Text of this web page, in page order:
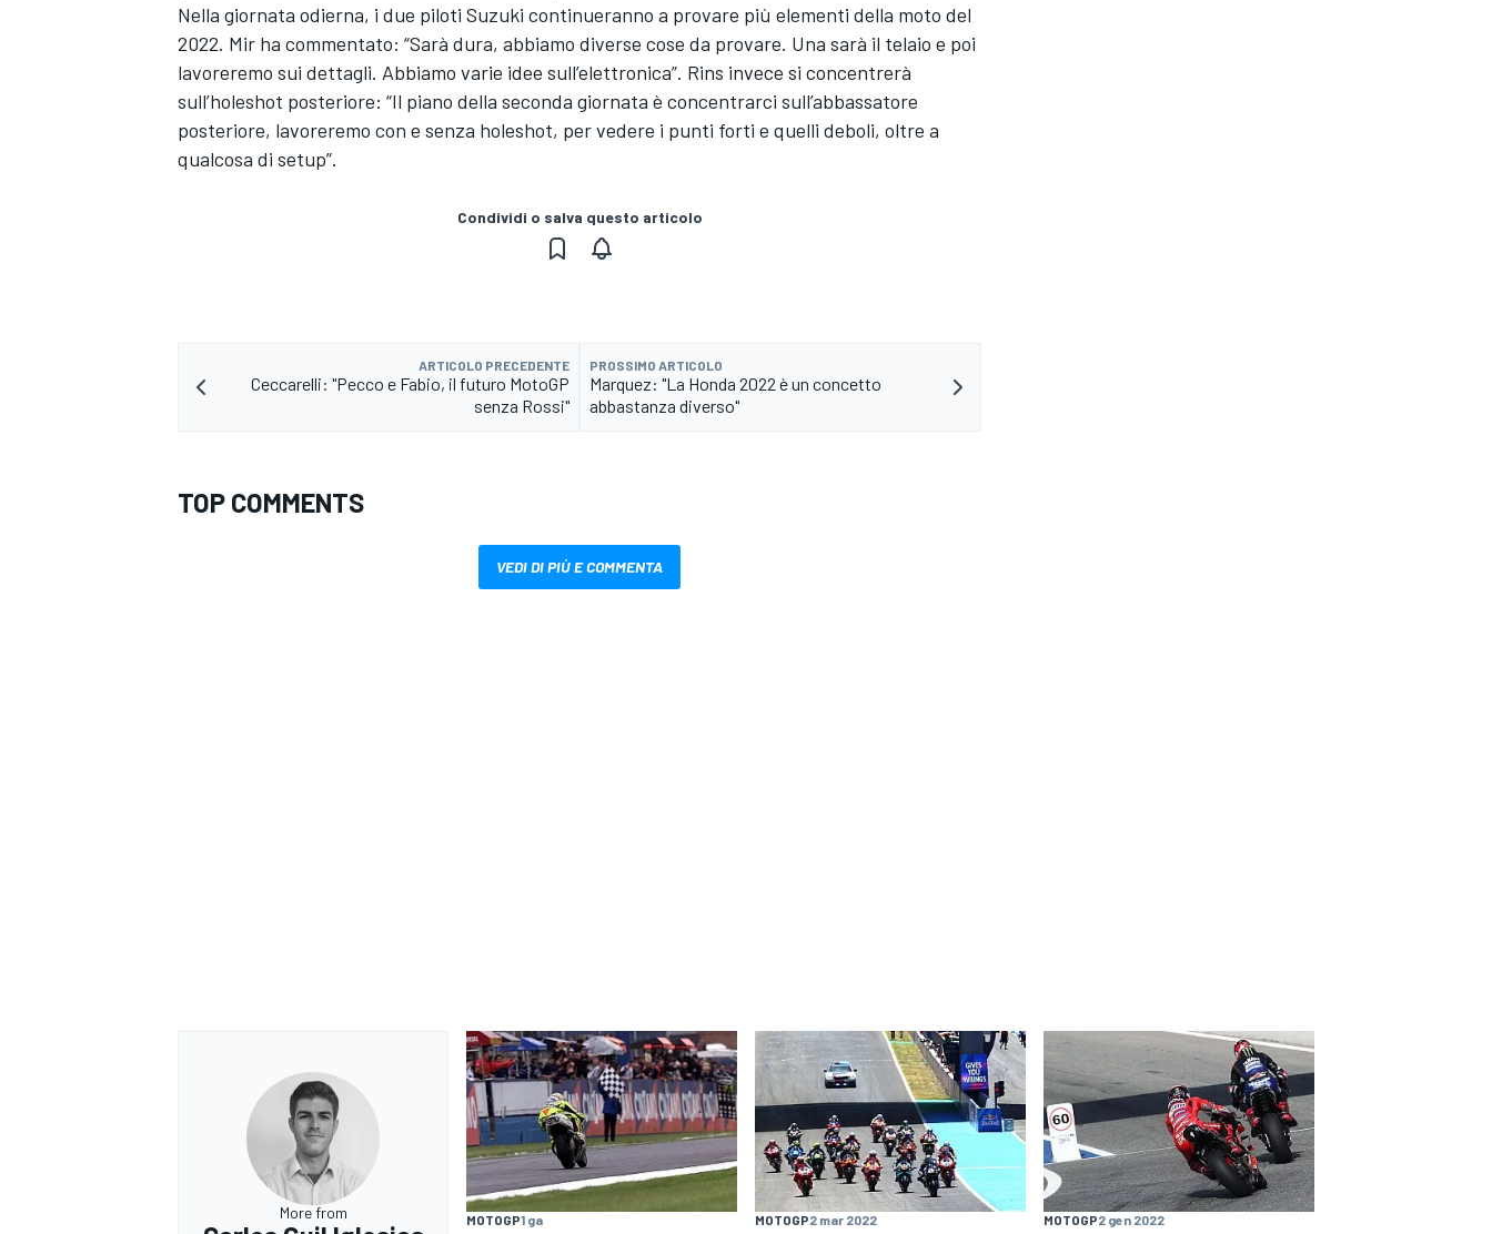
Nella giornata odierna, i due piloti Suzuki continueranno a provare più elementi della moto del
2022. Mir ha commentato: “Sarà dura, abbiamo diverse cose da provare. Una sarà il telaio e poi
lavoreremo sui dettagli. Abbiamo varie idee sull’elettronica”. Rins invece si concentrerà
sull’holeshot posteriore: “Il piano della seconda giornata è concentrarci sull’abbassatore
posteriore, lavoreremo con e senza holeshot, per vedere i punti forti e quelli deboli, oltre a
qualcosa di setup”.
Condividi o salva questo articolo
ARTICOLO PRECEDENTE
Ceccarelli: "Pecco e Fabio, il futuro MotoGP
senza Rossi"
PROSSIMO ARTICOLO
Marquez: "La Honda 2022 è un concetto
abbastanza diverso"
TOP COMMENTS
VEDI DI PIÙ E COMMENTA
More from MOTOGP1 ga MOTOGP2 mar 2022 MOTOGP2 gen 2022